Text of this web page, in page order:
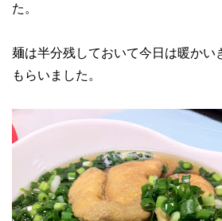
た。
麺は半分残しておいて今日は暖かい
もらいました。